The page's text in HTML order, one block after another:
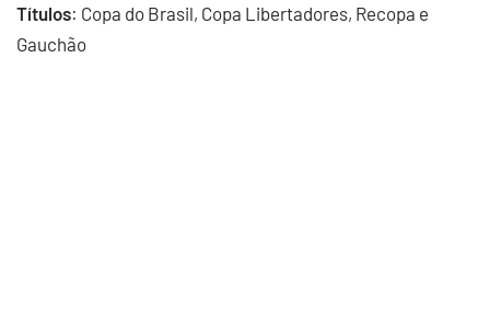
Títulos: Copa do Brasil, Copa Libertadores, Recopa e
Gauchão